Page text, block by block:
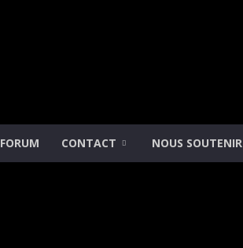
Gamimension
FORUM CONTACT NOUS SOUTENIR